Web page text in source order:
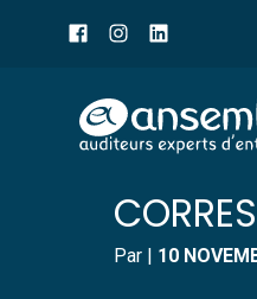
Aller
au
SPSTI
Par | 10